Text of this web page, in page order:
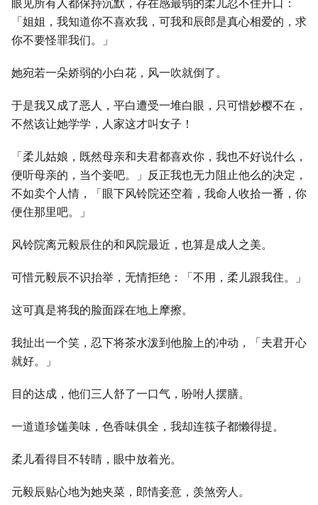
眼见所有人都保持沉默，存在感最弱的柔儿忍不住开口：
「姐姐，我知道你不喜欢我，可我和辰郎是真心相爱的，求
你不要怪罪我们。」
她宛若一朵娇弱的小白花，风一吹就倒了。
于是我又成了恶人，平白遭受一堆白眼，只可惜妙樱不在，
不然该让她学学，人家这才叫女子！
「柔儿姑娘，既然母亲和夫君都喜欢你，我也不好说什么，
便听母亲的，当个妾吧。」反正我也无力阻止他么的决定，
不如卖个人情，「眼下风铃院还空着，我命人收拾一番，你
便住那里吧。」
风铃院离元毅辰住的和风院最近，也算是成人之美。
可惜元毅辰不识抬举，无情拒绝：「不用，柔儿跟我住。」
这可真是将我的脸面踩在地上摩擦。
我扯出一个笑，忍下将茶水泼到他脸上的冲动，「夫君开心
就好。」
目的达成，他们三人舒了一口气，吩咐人摆膳。
一道道珍馐美味，色香味俱全，我却连筷子都懒得提。
柔儿看得目不转睛，眼中放着光。
元毅辰贴心地为她夹菜，郎情妾意，羡煞旁人。